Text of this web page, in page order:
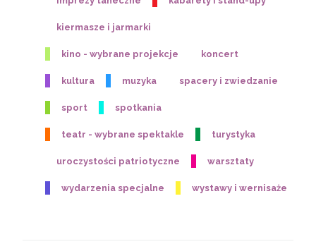
kiermasze i jarmarki
kino - wybrane projekcje koncert
kultura muzyka spacery i zwiedzanie
sport spotkania
teatr - wybrane spektakle turystyka
uroczystości patriotyczne warsztaty
wydarzenia specjalne wystawy i wernisaże